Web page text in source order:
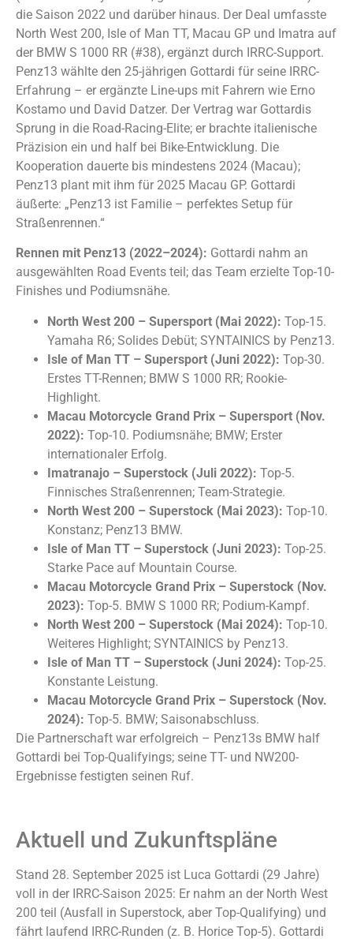
die Saison 2022 und darüber hinaus. Der Deal umfasste
North West 200, Isle of Man TT, Macau GP und Imatra auf
der BMW S 1000 RR (#38), ergänzt durch IRRC-Support.
Penz13 wählte den 25-jährigen Gottardi für seine IRRC-
Erfahrung – er ergänzte Line-ups mit Fahrern wie Erno
Kostamo und David Datzer. Der Vertrag war Gottardis
Sprung in die Road-Racing-Elite; er brachte italienische
Präzision ein und half bei Bike-Entwicklung. Die
Kooperation dauerte bis mindestens 2024 (Macau);
Penz13 plant mit ihm für 2025 Macau GP. Gottardi
äußerte: „Penz13 ist Familie – perfektes Setup für
Straßenrennen.“
Rennen mit Penz13 (2022–2024): Gottardi nahm an
ausgewählten Road Events teil; das Team erzielte Top-10-
Finishes und Podiumsnähe.
North West 200 – Supersport (Mai 2022): Top-15.
Yamaha R6; Solides Debüt; SYNTAINICS by Penz13.
Isle of Man TT – Supersport (Juni 2022): Top-30.
Erstes TT-Rennen; BMW S 1000 RR; Rookie-
Highlight.
Macau Motorcycle Grand Prix – Supersport (Nov.
2022): Top-10. Podiumsnähe; BMW; Erster
internationaler Erfolg.
Imatranajo – Superstock (Juli 2022): Top-5.
Finnisches Straßenrennen; Team-Strategie.
North West 200 – Superstock (Mai 2023): Top-10.
Konstanz; Penz13 BMW.
Isle of Man TT – Superstock (Juni 2023): Top-25.
Starke Pace auf Mountain Course.
Macau Motorcycle Grand Prix – Superstock (Nov.
2023): Top-5. BMW S 1000 RR; Podium-Kampf.
North West 200 – Superstock (Mai 2024): Top-10.
Weiteres Highlight; SYNTAINICS by Penz13.
Isle of Man TT – Superstock (Juni 2024): Top-25.
Konstante Leistung.
Macau Motorcycle Grand Prix – Superstock (Nov.
2024): Top-5. BMW; Saisonabschluss.
Die Partnerschaft war erfolgreich – Penz13s BMW half
Gottardi bei Top-Qualifyings; seine TT- und NW200-
Ergebnisse festigten seinen Ruf.
Aktuell und Zukunftspläne
Stand 28. September 2025 ist Luca Gottardi (29 Jahre)
voll in der IRRC-Saison 2025: Er nahm an der North West
200 teil (Ausfall in Superstock, aber Top-Qualifying) und
fährt laufend IRRC-Runden (z. B. Horice Top-5). Gottardi